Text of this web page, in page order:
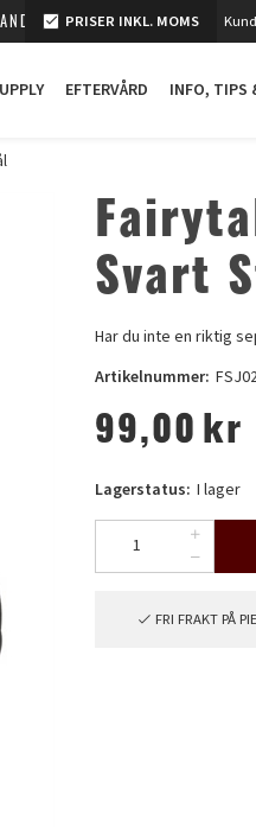
PRISER INKL. MOMS
EFTERVÅRD INFO, TIPS
Svart
Har du inte en riktig
Artikelnummer:
99,00 kr
Lagerstatus: I lager
FRI FRAKT PÅ